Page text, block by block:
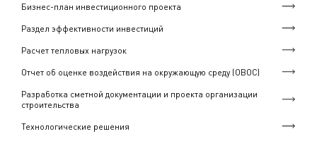
Бизнес-план инвестиционного проекта
Раздел эффективности инвестиций
Расчет тепловых нагрузок
Отчет об оценке воздействия на окружающую среду (ОВОС)
Разработка сметной документации и проекта организации
строительства
Технологические решения